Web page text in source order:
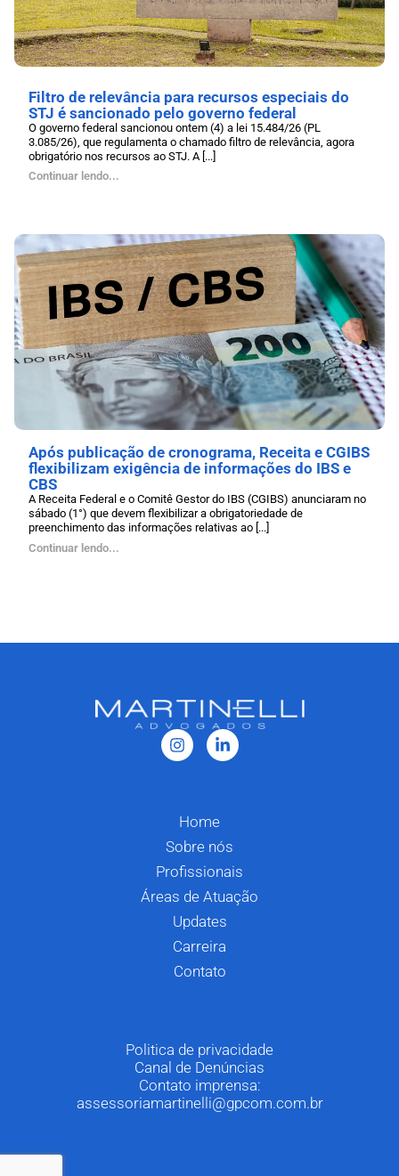
Filtro de relevância para recursos especiais do
STJ é sancionado pelo governo federal
O governo federal sancionou ontem (4) a lei 15.484/26 (PL
3.085/26), que regulamenta o chamado filtro de relevância, agora
obrigatório nos recursos ao STJ. A [...]
Continuar lendo...
Após publicação de cronograma, Receita e CGIBS
flexibilizam exigência de informações do IBS e
CBS
A Receita Federal e o Comitê Gestor do IBS (CGIBS) anunciaram no
sábado (1°) que devem flexibilizar a obrigatoriedade de
preenchimento das informações relativas ao [...]
Continuar lendo...
Home
Sobre nós
Profissionais
Áreas de Atuação
Updates
Carreira
Contato
Politica de privacidade
Canal de Denúncias
Contato imprensa:
assessoriamartinelli@gpcom.com.br